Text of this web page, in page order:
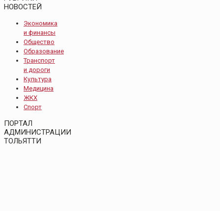
НОВОСТЕЙ
Экономика
и финансы
Общество
Образование
Транспорт
и дороги
Культура
Медицина
ЖКХ
Спорт
ПОРТАЛ
АДМИНИСТРАЦИИ
ТОЛЬЯТТИ